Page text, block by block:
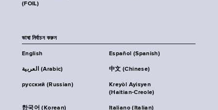
(FOIL)
ভাষা নির্বাচন করুন
English Español (Spanish)
العربية (Arabic) 中文 (Chinese)
русский (Russian)
Kreyòl Ayisyen
(Haitian-Creole)
한국어 (Korean) Italiano (Italian)